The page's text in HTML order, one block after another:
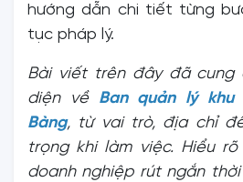
hướng dẫn chi tiết từng
tục pháp lý.
Bài viết trên đây đã cung
diện về Ban quản lý khu
Bàng, từ vai trò, địa chỉ
trọng khi làm việc. Hiểu
doanh nghiệp rút ngắn